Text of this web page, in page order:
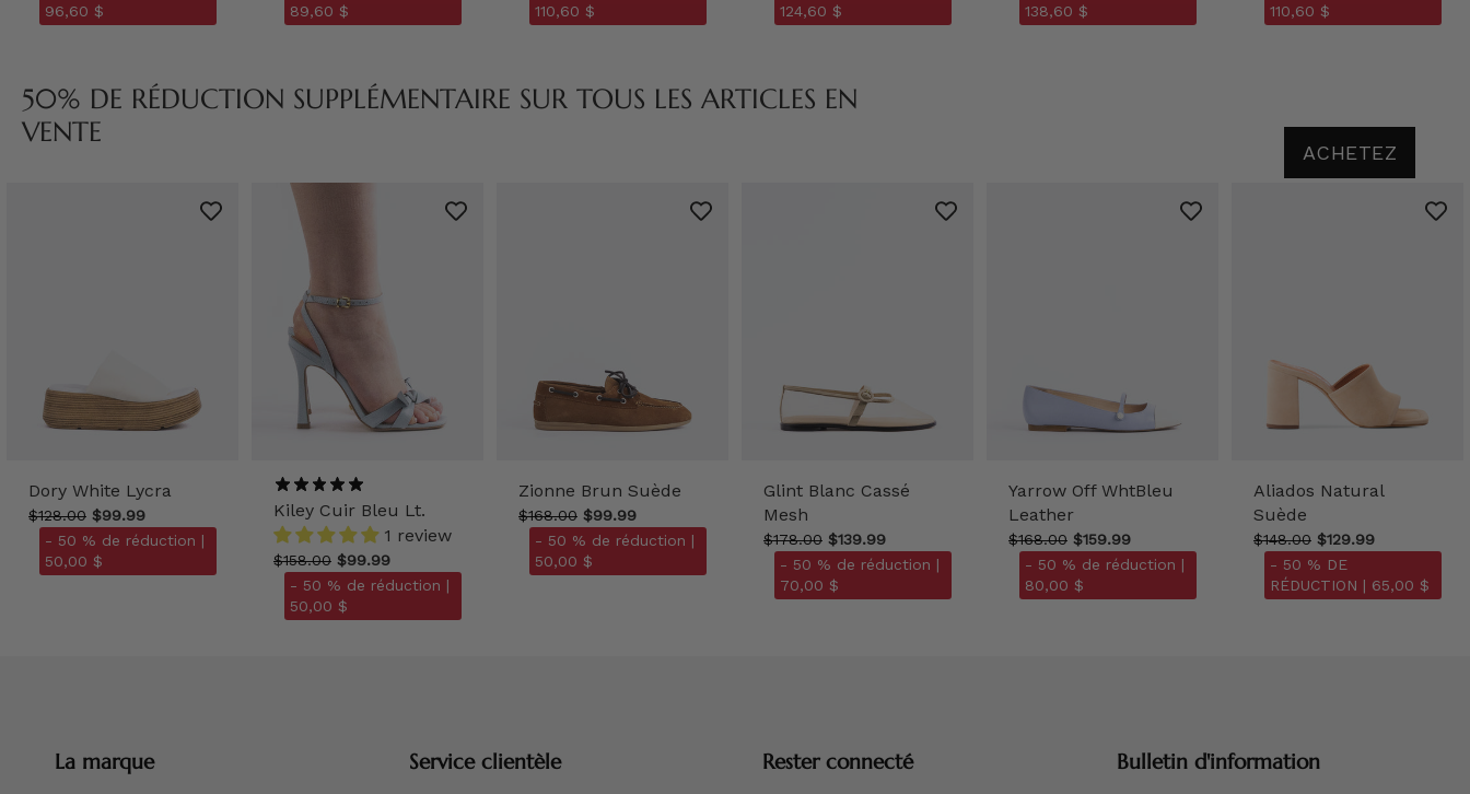
96,60 $
89,60 $
110,60 $
124,60 $
138,60 $
110,60 $
50% DE RÉDUCTION SUPPLÉMENTAIRE SUR TOUS LES ARTICLES EN
VENTE
ACHETEZ
Dory White Lycra
$128.00 $99.99
- 50 % de réduction |
50,00 $
Kiley Cuir Bleu Lt.
1 review
$158.00 $99.99
- 50 % de réduction |
50,00 $
Zionne Brun Suède
$168.00 $99.99
- 50 % de réduction |
50,00 $
Glint Blanc Cassé
Mesh
$178.00 $139.99
- 50 % de réduction |
70,00 $
Yarrow Off WhtBleu
Leather
$168.00 $159.99
- 50 % de réduction |
80,00 $
Aliados Natural
Suède
$148.00 $129.99
- 50 % DE
RÉDUCTION | 65,00 $
La marque Service clientèle Rester connecté Bulletin d'information